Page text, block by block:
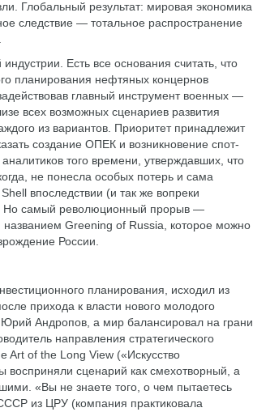
Глобальный результат: мировая экономика
следствие — тотальное распространение
Есть все основания считать, что
планирования нефтяных концернов
главный инструмент военных —
всех возможных сценариев развития
из вариантов. Приоритет принадлежит
создание ОПЕК и возникновение спот-
того времени, утверждавших, что
не понесла особых потерь и сама
впоследствии (и так же вопреки
Но самый революционный прорыв —
названием Greening of Russia, которое можно
России.
планирования, исходил из
прихода к власти нового молодого
Андропов, а мир балансировал на грани
направления стратегического
Art of the Long View («Искусство
восприняли сценарий как смехотворный, а
«Вы не знаете того, о чем пытаетесь
из ЦРУ (компания практиковала